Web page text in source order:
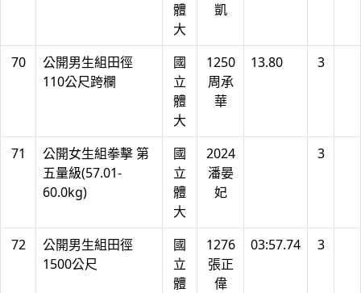
體
大
凱
70
公開男生組田徑
110公尺跨欄
國
立
體
大
1250
周承
華
13.80 3
71
公開女生組拳擊 第
五量級(57.01-
60.0kg)
國
立
體
大
2024
潘晏
妃
3
72
公開男生組田徑
1500公尺
國
立
體
1276
張正
偉
03:57.74 3